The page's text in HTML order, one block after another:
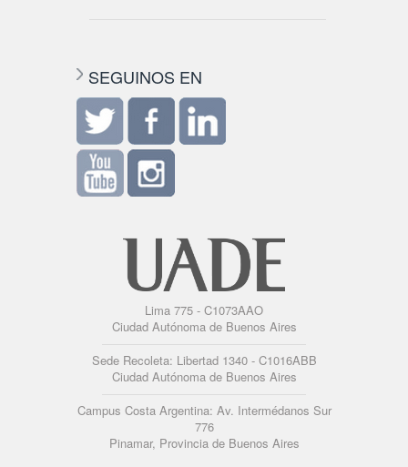
SEGUINOS EN
Lima 775 - C1073AAO
Ciudad Autónoma de Buenos Aires
Sede Recoleta: Libertad 1340 - C1016ABB
Ciudad Autónoma de Buenos Aires
Campus Costa Argentina: Av. Intermédanos Sur
776
Pinamar, Provincia de Buenos Aires